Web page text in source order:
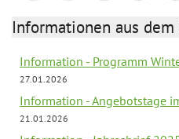
Informationen aus
Information - Programm
27.01.2026
Information - Angebotstage
21.01.2026